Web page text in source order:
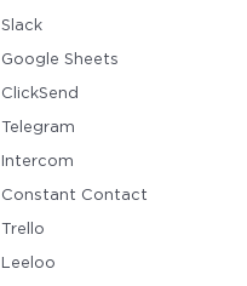
Slack
Google Sheets
ClickSend
Telegram
Intercom
Constant Contact
Trello
Leeloo